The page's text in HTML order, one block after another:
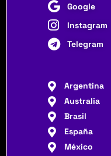
Google
Instagram
Telegram
Argentina
Australia
Brasil
España
México